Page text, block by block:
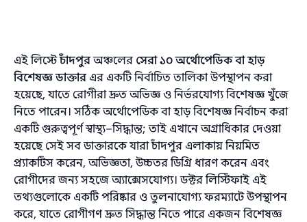
এই লিস্টেচাঁদপুরঅঞ্চলের সেরা ১০ অর্থোপেডিক বা হাড়
বিশেষজ্ঞ ডাক্তার এর একটি নির্বাচিত তালিকা উপস্থাপন করা
হয়েছে, যাতে রোগীরা দ্রুত অভিজ্ঞ ও নির্ভরযোগ্য বিশেষজ্ঞ খুঁজে
নিতে পারেন। সঠিক অর্থোপেডিক বা হাড় বিশেষজ্ঞ নির্বাচন করা
একটি গুরুত্বপূর্ণ স্বাস্থ্য–সিদ্ধান্ত; তাই এখানে অগ্রাধিকার দেওয়া
হয়েছে সেই সব ডাক্তারকে যারা চাঁদপুর এলাকায় নিয়মিত
প্র্যাকটিস করেন, অভিজ্ঞতা, উচ্চতর ডিগ্রি ধারণ করেন এবং
রোগীদের জন্য সহজে অ্যাক্সেসযোগ্য। ডক্টর লিস্টিফাই এই
তথ্যগুলোকে একটি পরিষ্কার ও তুলনাযোগ্য ফরম্যাটে উপস্থাপন
করে, যাতে রোগীগণ দ্রুত সিদ্ধান্ত নিতে পারে একজন বিশেষজ্ঞ